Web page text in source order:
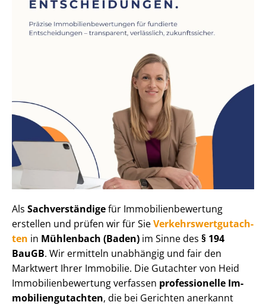
Als Sachverständigefür Im­mo­bi­li­en­be­wer­tung
erstellen und prüfen wir für SieVer­kehrs­wert­gut­ach­
ten in Mühlenbach (Baden) im Sinne des § 194
BauGB. Wir ermitteln unabhängig und fair den
Marktwert Ihrer Immobilie. Die Gutachter von Heid
Im­mo­bi­li­en­be­wer­tung verfassen professionelle Im­
mo­bi­li­en­gut­ach­ten, die bei Gerichten anerkannt